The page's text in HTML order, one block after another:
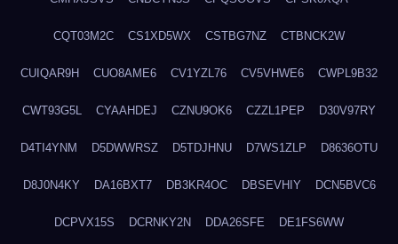
CQT03M2C CS1XD5WX CSTBG7NZ CTBNCK2W
CUIQAR9H CUO8AME6 CV1YZL76 CV5VHWE6 CWPL9B32
CWT93G5L CYAAHDEJ CZNU9OK6 CZZL1PEP D30V97RY
D4TI4YNM D5DWWRSZ D5TDJHNU D7WS1ZLP D8636OTU
D8J0N4KY DA16BXT7 DB3KR4OC DBSEVHIY DCN5BVC6
DCPVX15S DCRNKY2N DDA26SFE DE1FS6WW